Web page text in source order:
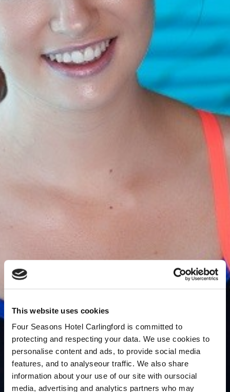
This website uses cookies
Four Seasons Hotel Carlingford is committed to
protecting and respecting your data. We use cookies to
personalise content and ads, to provide social media
features, and to analyseour traffic. We also share
information about your use of our site with oursocial
media, advertising and analytics partners who may